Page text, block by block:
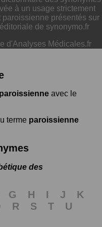
à un usage strictement
présentés sur
de synonymo.fr
d'Analyses Médicales.fr
paroissienne avec le
terme paroissienne
des
G H I J
K
R S T
U